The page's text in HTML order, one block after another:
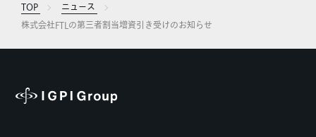
TOP
ニュース
株式会社FTLの第三者割当増資引き受けのお知らせ